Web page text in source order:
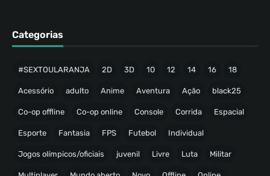
Categorias
#SEXTOULARANJA 2D 3D 10 12 14 16 18
Acessório adulto Anime Aventura Ação black25
Co-op offline Co-op online Console Corrida Espacial
Esporte Fantasia FPS Futebol Individual
Jogos olímpicos/oficiais juvenil Livre Luta Militar